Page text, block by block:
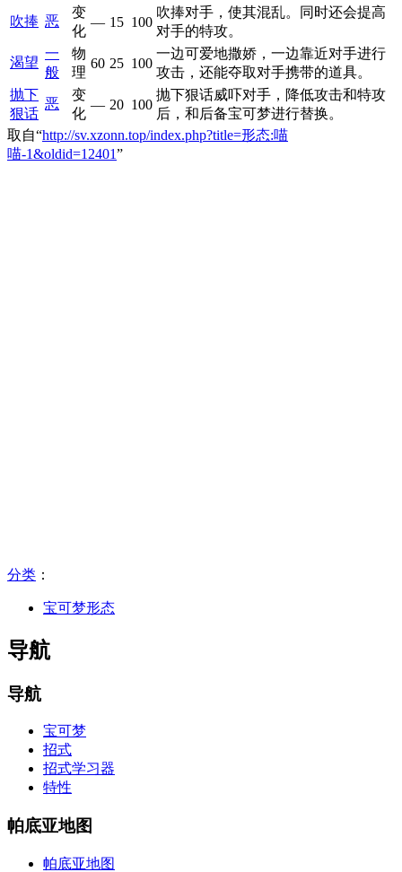
吹捧 恶
变
化
— 15 100
吹捧对手，使其混乱。同时还会提高
对手的特攻。
渴望
一
般
物
理
60 25 100
一边可爱地撒娇，一边靠近对手进行
攻击，还能夺取对手携带的道具。
抛下
狠话
恶
变
化
— 20 100
抛下狠话威吓对手，降低攻击和特攻
后，和后备宝可梦进行替换。
取自“http://sv.xzonn.top/index.php?title=形态:喵
喵-1&oldid=12401”
分类 ：​
宝可梦形态
导航
导航
宝可梦
招式
招式学习器
特性
帕底亚地图
帕底亚地图